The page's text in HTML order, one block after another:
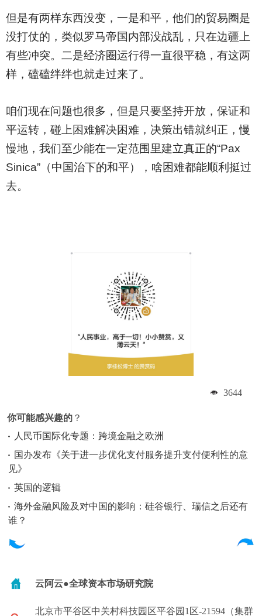
但是有两样东西没变，一是和平，他们的贸易圈是
没打仗的，类似罗马帝国内部没战乱，只在边疆上
有些冲突。二是经济圈运行得一直很平稳，有这两
样，磕磕绊绊也就走过来了。
咱们现在问题也很多，但是只要坚持开放，保证和
平运转，碰上困难解决困难，决策出错就纠正，慢
慢地，我们至少能在一定范围里建立真正的“Pax
Sinica”（中国治下的和平），啥困难都能顺利挺过
去。
3644
你可能感兴趣的 ？
人民币国际化专题：跨境金融之欧洲
国办发布《关于进一步优化支付服务提升支付便利性的意
见》
英国的逻辑
海外金融风险及对中国的影响：硅谷银行、瑞信之后还有
谁？
云阿云●全球资本市场研究院
北京市平谷区中关村科技园区平谷园1区-21594（集群